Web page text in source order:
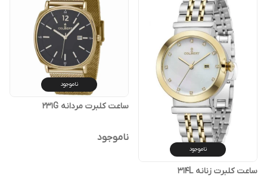
ناموجود
ساعت کلبرت زنانه 314L
ناموجود
ساعت کلبرت مردانه 231G
ناموجود